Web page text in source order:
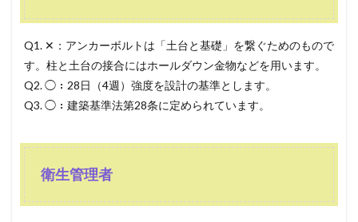
Q1. ✕：アンカーボルトは「土台と基礎」を繋ぐためのもので
す。柱と土台の接合にはホールダウン金物などを用います。
Q2. ◯：28日（4週）強度を設計の基準とします。
Q3. ◯：建築基準法第28条に定められています。
衛生管理者